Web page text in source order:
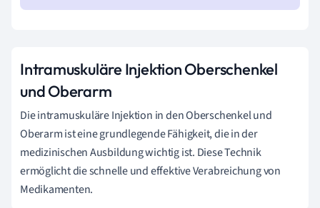
Intramuskuläre Injektion Oberschenkel
und Oberarm
Die intramuskuläre Injektion in den Oberschenkel und
Oberarm ist eine grundlegende Fähigkeit, die in der
medizinischen Ausbildung wichtig ist. Diese Technik
ermöglicht die schnelle und effektive Verabreichung von
Medikamenten.